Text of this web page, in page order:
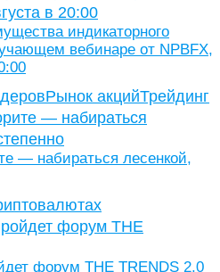
индикаторного
вебинаре от NPBFX,
Рынок акцийТрейдинг
— набираться лесенкой,
форум THE TRENDS 2.0